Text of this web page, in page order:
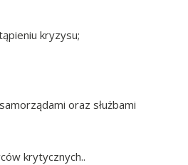
kryzysu;
oraz służbami
krytycznych..